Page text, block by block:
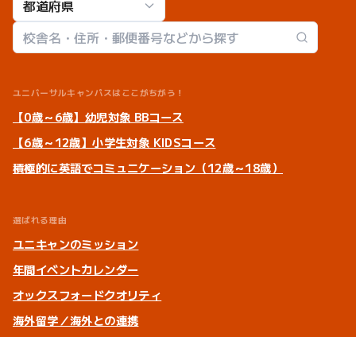
校舎検索
ユニバーサルキャンパスはここがちがう！
【0歳～6歳】幼児対象 BBコース
【6歳～12歳】小学生対象 KIDSコース
積極的に英語でコミュニケーション（12歳～18歳）
選ばれる理由
ユニキャンのミッション
年間イベントカレンダー
オックスフォードクオリティ
海外留学／海外との連携